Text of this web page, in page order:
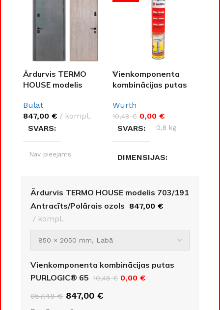
Ārdurvis TERMO
HOUSE modelis
Antracīts/Polārais
ozols
Bulat
847,00 €
kompl.
SVARS
Nav pieejams
Nav pieejams
DURVJU KĀRBAS
Vienkomponenta
kombinācijas putas
Wurth
10,48€ 0,00 €
SVARS
0,8 kg
DIMENSIJAS
RAŽOTĀJS
Ārdurvis TERMO HOUSE modelis 703/191
Antracīts/Polārais ozols 847,00 €
kompl.
Vienkomponenta kombinācijas putas
PURLOGIC® 65
10,48€ 0,00 €
857,48€ 847,00 €